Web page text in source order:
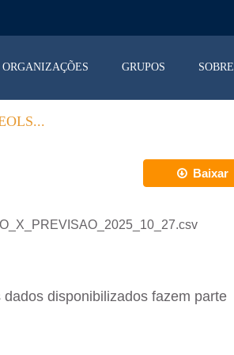
ORGANIZAÇÕES GRUPOS SOBRE
Baixar
disponibilizados fazem parte